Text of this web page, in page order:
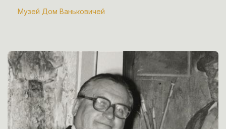
Музей Дом Ваньковичей